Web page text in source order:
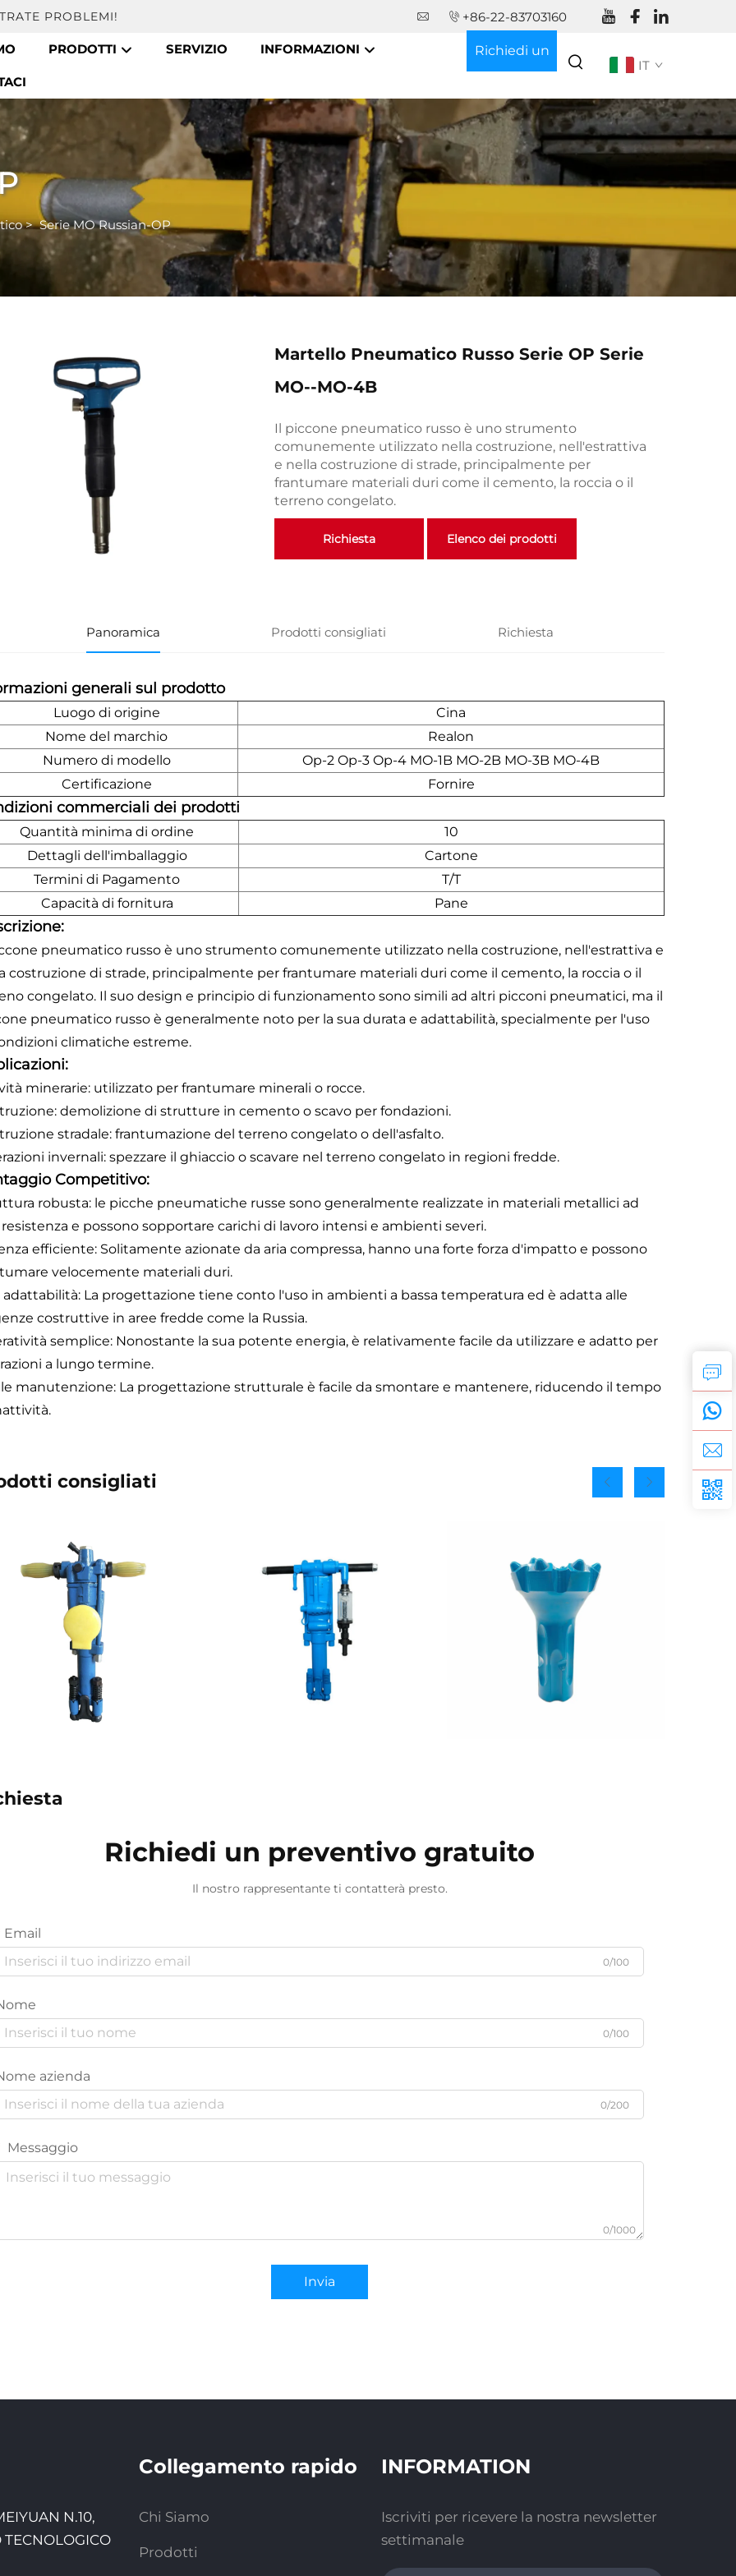
PROBLEMI! +86-22-83703160
PRODOTTI SERVIZIO INFORMAZIONI Richiedi un
IT
>Serie MO Russian-OP
Martello Pneumatico Russo Serie OP Serie
MO--MO-4B
Il piccone pneumatico russo è uno strumento
comunemente utilizzato nella costruzione, nell'estrattiva
e nella costruzione di strade, principalmente per
frantumare materiali duri come il cemento, la roccia o il
terreno congelato.
Richiesta Elenco dei prodotti
Panoramica Prodotti consigliati Richiesta
generali sul prodotto
Luogo di origine
Cina
Nome del marchio
Realon
Numero di modello
Op-2 Op-3 Op-4 MO-1B MO-2B MO-3B MO-4B
Certificazione
Fornire
commerciali dei prodotti
Quantità minima di ordine
10
Dettagli dell'imballaggio
Cartone
Termini di Pagamento
T/T
Capacità di fornitura
Pane
pneumatico russo è uno strumento comunemente utilizzato nella costruzione, nell'estrattiva e
costruzione di strade, principalmente per frantumare materiali duri come il cemento, la roccia o il
congelato. Il suo design e principio di funzionamento sono simili ad altri picconi pneumatici, ma il
pneumatico russo è generalmente noto per la sua durata e adattabilità, specialmente per l'uso
climatiche estreme.
minerarie: utilizzato per frantumare minerali o rocce.
demolizione di strutture in cemento o scavo per fondazioni.
stradale: frantumazione del terreno congelato o dell'asfalto.
invernali: spezzare il ghiaccio o scavare nel terreno congelato in regioni fredde.
Competitivo:
robusta: le picche pneumatiche russe sono generalmente realizzate in materiali metallici ad
resistenza e possono sopportare carichi di lavoro intensi e ambienti severi.
efficiente: Solitamente azionate da aria compressa, hanno una forte forza d'impatto e possono
velocemente materiali duri.
adattabilità: La progettazione tiene conto l'uso in ambienti a bassa temperatura ed è adatta alle
costruttive in aree fredde come la Russia.
semplice: Nonostante la sua potente energia, è relativamente facile da utilizzare e adatto per
a lungo termine.
manutenzione: La progettazione strutturale è facile da smontare e mantenere, riducendo il tempo
consigliati
Richiedi un preventivo gratuito
Il nostro rappresentante ti contatterà presto.
Email
0/100
0/100
azienda
0/200
Messaggio
0/1000
Invia
N.10,
TECNOLOGICO
Collegamento rapido
Chi Siamo
Prodotti
INFORMATION
Iscriviti per ricevere la nostra newsletter
settimanale